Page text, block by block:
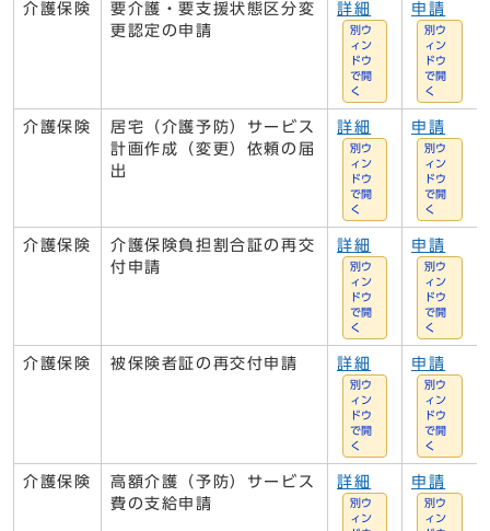
介護保険
要介護・要支援状態区分変
更認定の申請
詳細
別ウ
ィン
ドウ
で開
く
申請
別ウ
ィン
ドウ
で開
く
介護保険
居宅（介護予防）サービス
計画作成（変更）依頼の届
出
詳細
別ウ
ィン
ドウ
で開
く
申請
別ウ
ィン
ドウ
で開
く
介護保険
介護保険負担割合証の再交
付申請
詳細
別ウ
ィン
ドウ
で開
く
申請
別ウ
ィン
ドウ
で開
く
介護保険 被保険者証の再交付申請 詳細
別ウ
ィン
ドウ
で開
く
申請
別ウ
ィン
ドウ
で開
く
介護保険
高額介護（予防）サービス
費の支給申請
詳細
別ウ
ィン
申請
別ウ
ィン